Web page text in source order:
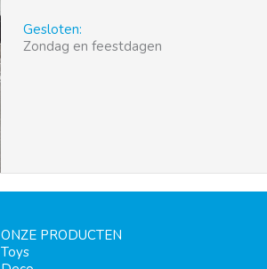
Gesloten:
Zondag en feestdagen
ONZE PRODUCTEN
Toys